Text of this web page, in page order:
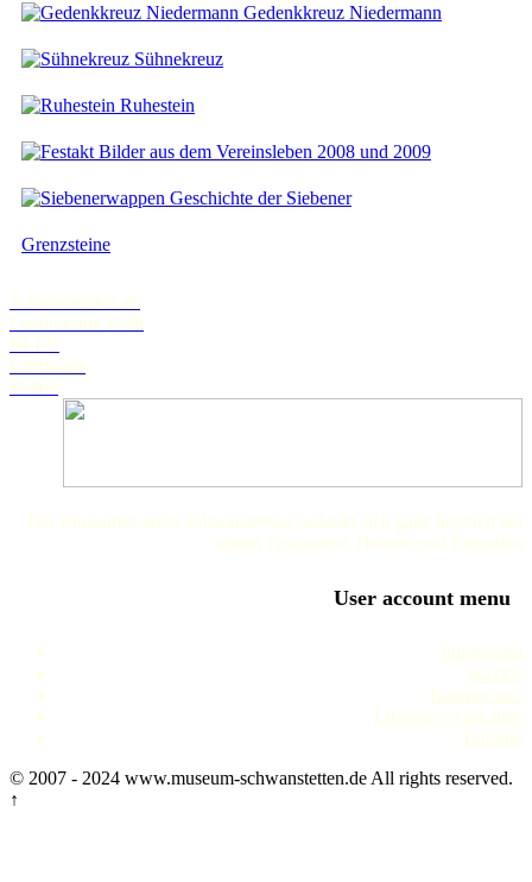
Gedenkkreuz Niedermann
Sühnekreuz
Ruhestein
Bilder aus dem Vereinsleben 2008 und 2009
Geschichte der Siebener
Grenzsteine
Schwanstetten.de
Landratsamt Roth
BLFD
Landkarte
Wetter
Der Museumsverein Schwanstetten bedankt sich ganz herzlich bei
seinen Sponsoren, Helfern und Freunden
User account menu
Impressum
Service
Datenschutz
Literaturverzeichnis
Termine
© 2007 - 2024 www.museum-schwanstetten.de All rights reserved.
↑